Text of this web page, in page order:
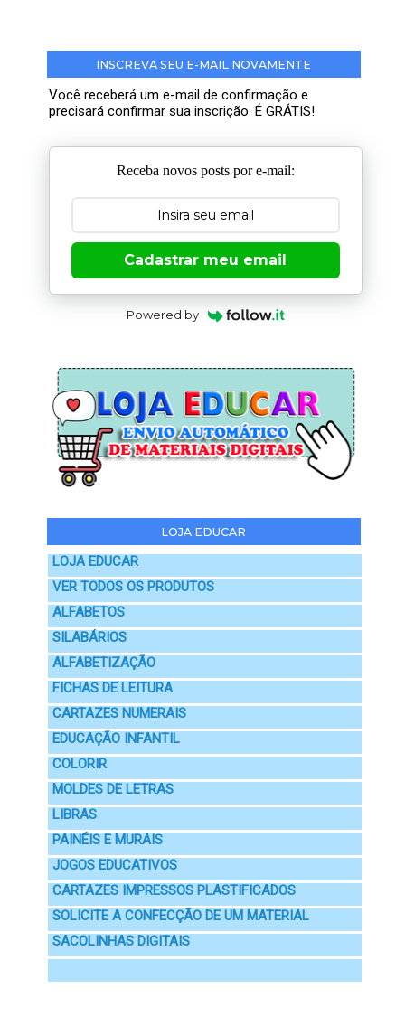
INSCREVA SEU E-MAIL NOVAMENTE
Você receberá um e-mail de confirmação e
precisará confirmar sua inscrição. É GRÁTIS!
Receba novos posts por e-mail:
Cadastrar meu email
Powered by
LOJA EDUCAR
LOJA EDUCAR
VER TODOS OS PRODUTOS
ALFABETOS
SILABÁRIOS
ALFABETIZAÇÃO
FICHAS DE LEITURA
CARTAZES NUMERAIS
EDUCAÇÃO INFANTIL
COLORIR
MOLDES DE LETRAS
LIBRAS
PAINÉIS E MURAIS
JOGOS EDUCATIVOS
CARTAZES IMPRESSOS PLASTIFICADOS
SOLICITE A CONFECÇÃO DE UM MATERIAL
SACOLINHAS DIGITAIS